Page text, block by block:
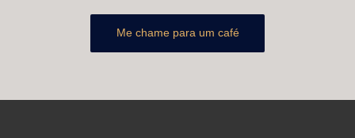
Me chame para um café